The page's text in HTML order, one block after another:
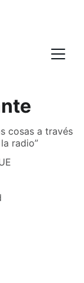
cosas a través
radio”